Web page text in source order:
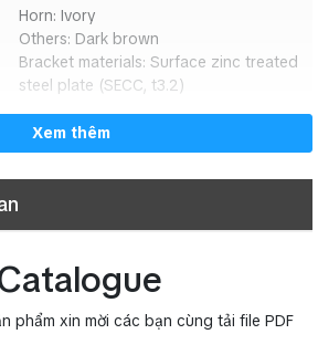
Bracket materials: Surface zinc treated
steel plate (SECC, t3.2)
φ242 × 368 (D) mm
Horn: Ivory
Others: Dark brown
Bracket materials: Surface zinc treated
steel plate (SECC, t3.2)
φ242 × 368 (D) mm
Xem thêm
phẩm xin mời các bạn cùng tải file PDF